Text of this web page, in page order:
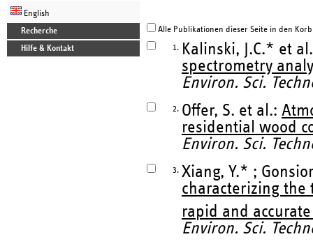
English
Recherche
Hilfe & Kontakt
Alle Publikationen dieser Seite in den
1.
Kalinski, J.C.* et
spectrometry
Environ. Sci.
2. Offer, S. et al.:
residential wood
Environ. Sci.
3. Xiang, Y.* ;
characterizing the
rapid and
Environ. Sci.